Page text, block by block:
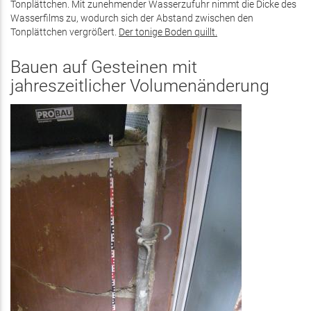
Tonplättchen. Mit zunehmender Wasserzufuhr nimmt die Dicke des
Wasserfilms zu, wodurch sich der Abstand zwischen den
Tonplättchen vergrößert. Der tonige Boden quillt.
Bauen auf Gesteinen mit
jahreszeitlicher Volumenänderung